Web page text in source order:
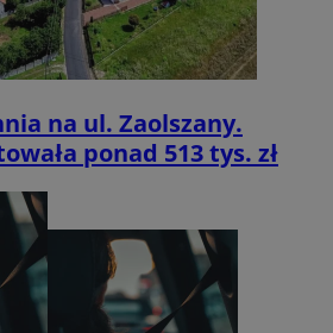
na ul. Zaolszany.
ponad 513 tys. zł